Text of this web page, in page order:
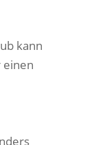
kann